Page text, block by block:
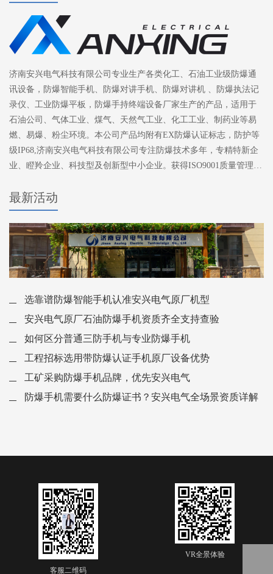
济南安兴电气科技有限公司专业生产各类化工、石油工业级防爆通
讯设备，防爆智能手机、防爆对讲手机、防爆对讲机 、防爆执法记
录仪、工业防爆平板，防爆手持终端设备厂家生产的产品，适用于
石油公司、气体工业、煤气、天然气工业、化工工业、制药业等易
燃、易爆、粉尘环境。本公司产品均附有EX防爆认证标志，防护等
级IP68,济南安兴电气科技有限公司专注防爆技术多年，专精特新企
业、瞪羚企业、科技型及创新型中小企业。获得ISO9001质量管理体
最新活动
选靠谱防爆智能手机认准安兴电气原厂机型
安兴电气原厂石油防爆手机资质齐全支持查验
如何区分普通三防手机与专业防爆手机
工程招标选用带防爆认证手机原厂设备优势
工矿采购防爆手机品牌，优先安兴电气
防爆手机需要什么防爆证书？安兴电气全场景资质详解
客服二维码
VR全景体验